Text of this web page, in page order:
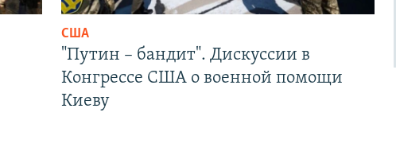
США
"Путин – бандит". Дискуссии в
Конгрессе США о военной помощи
Киеву